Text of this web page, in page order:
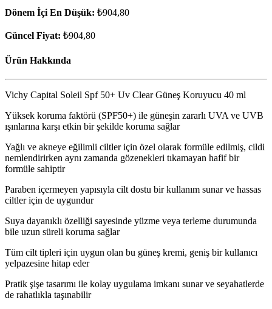
Dönem İçi En Düşük: ₺904,80
Güncel Fiyat: ₺904,80
Ürün Hakkında
Vichy Capital Soleil Spf 50+ Uv Clear Güneş Koruyucu 40 ml
Yüksek koruma faktörü (SPF50+) ile güneşin zararlı UVA ve UVB
ışınlarına karşı etkin bir şekilde koruma sağlar
Yağlı ve akneye eğilimli ciltler için özel olarak formüle edilmiş, cildi
nemlendirirken aynı zamanda gözenekleri tıkamayan hafif bir
formüle sahiptir
Paraben içermeyen yapısıyla cilt dostu bir kullanım sunar ve hassas
ciltler için de uygundur
Suya dayanıklı özelliği sayesinde yüzme veya terleme durumunda
bile uzun süreli koruma sağlar
Tüm cilt tipleri için uygun olan bu güneş kremi, geniş bir kullanıcı
yelpazesine hitap eder
Pratik şişe tasarımı ile kolay uygulama imkanı sunar ve seyahatlerde
de rahatlıkla taşınabilir